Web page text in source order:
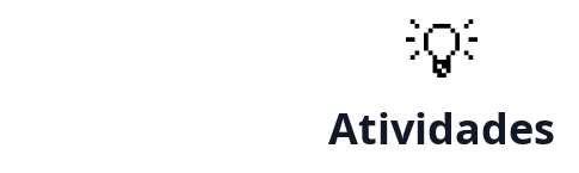
💡
Atividades